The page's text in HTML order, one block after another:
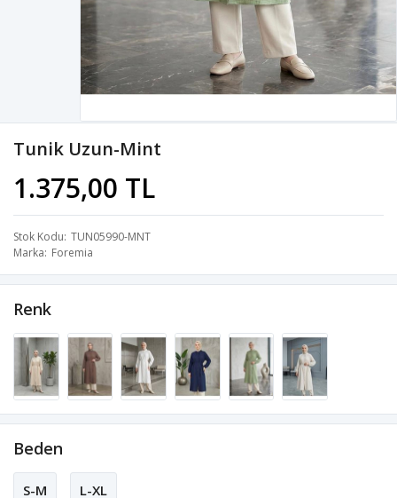
Tunik Uzun-Mint
1.375,00 TL
Stok Kodu TUN05990-MNT
Marka Foremia
Renk
Beden
S-M L-XL